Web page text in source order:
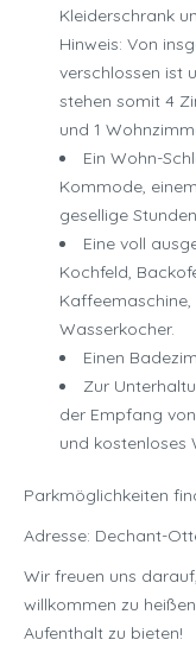
Kleiderschrank
Hinweis: Von
verschlossen ist
stehen somit 4
und 1
Ein Wohn-
Kommode,
gesellige
Eine voll
Kochfeld,
Wasserkocher.
Einen
Zur
der Empfang
und kostenloses
Parkmöglichkeiten
Adresse: Dechant-
Wir freuen uns
willkommen zu
Aufenthalt zu bieten!